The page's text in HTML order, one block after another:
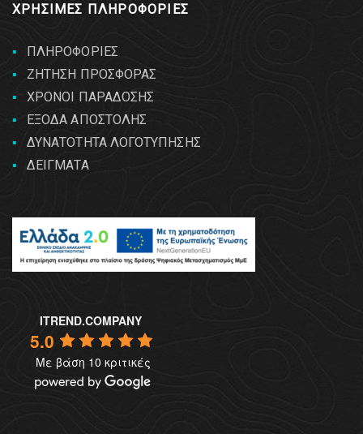
ΧΡΗΣΙΜΕΣ ΠΛΗΡΟΦΟΡΙΕΣ
ΠΛΗΡΟΦΟΡΙΕΣ
ΖΗΤΗΣΗ ΠΡΟΣΦΟΡΑΣ
ΧΡΟΝΟΙ ΠΑΡΑΔΟΣΗΣ
ΕΞΟΔΑ ΑΠΟΣΤΟΛΗΣ
ΔΥΝΑΤΟΤΗΤΑ ΛΟΓΟΤΥΠΗΣΗΣ
ΔΕΙΓΜΑΤΑ
ITREND.COMPANY
5.0
Με βάση 10 κριτικές